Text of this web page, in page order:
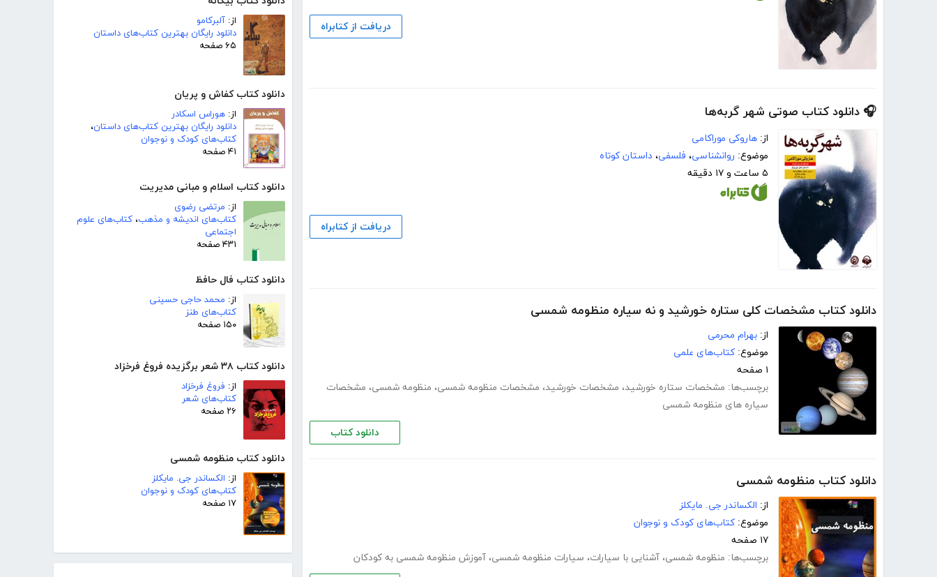
از: آلبرکامو
دانلود رایگان بهترین کتاب‌های داستان
۶۵ صفحه
دانلود کتاب کفاش و پریان
از: هوراس اسکادر
دانلود رایگان بهترین کتاب‌های داستان،
کتاب‌های کودک و نوجوان
۴۱ صفحه
دانلود کتاب اسلام و مبانی مدیریت
از: مرتضی رضوی
کتاب‌های اندیشه و مذهب، کتاب‌های علوم
اجتماعی
۴۳۱ صفحه
دانلود کتاب فال حافظ
از: محمد حاجی حسینی
کتاب‌های طنز
۱۵۰ صفحه
دانلود کتاب ۳۸ شعر برگزیده فروغ فرخزاد
از: فروغ فرخزاد
کتاب‌های شعر
۲۶ صفحه
دانلود کتاب منظومه شمسی
از: الکساندر جی. مایکلز
کتاب‌های کودک و نوجوان
۱۷ صفحه
دریافت از کتابراه
🎧 دانلود کتاب صوتی شهر گربه‌ها
از: هاروکی موراکامی
موضوع: روانشناسی، فلسفی، داستان کوتاه
۵ ساعت و ۱۷ دقیقه
دریافت از کتابراه
دانلود کتاب مشخصات کلی ستاره خورشید و نه سیاره منظومه شمسی
از: بهرام محرمی
موضوع: کتاب‌های علمی
۱ صفحه
برچسب‌ها: مشخصات ستاره خورشید، مشخصات خورشید، مشخصات منظومه شمسی، منظومه شمسی، مشخصات
سیاره های منظومه شمسی
دانلود کتاب
دانلود کتاب منظومه شمسی
از: الکساندر جی. مایکلز
موضوع: کتاب‌های کودک و نوجوان
۱۷ صفحه
برچسب‌ها: منظومه شمسی، آشنایی با سیارات، سیارات منظومه شمسی، آموزش منظومه شمسی به کودکان